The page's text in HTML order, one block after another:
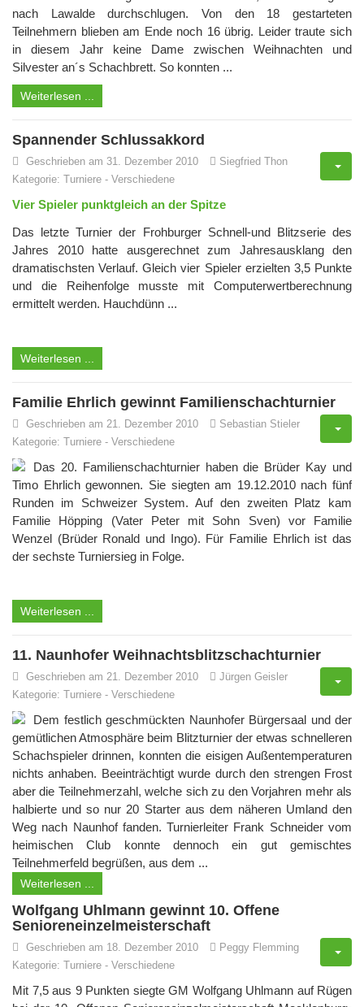
nach Lawalde durchschlugen. Von den 18 gestarteten
Teilnehmern blieben am Ende noch 16 übrig. Leider traute sich
in diesem Jahr keine Dame zwischen Weihnachten und
Silvester an´s Schachbrett. So konnten ...
Weiterlesen ...
Spannender Schlussakkord
Geschrieben am 31. Dezember 2010
Siegfried Thon
Kategorie: Turniere - Verschiedene
Vier Spieler punktgleich an der Spitze
Das letzte Turnier der Frohburger Schnell-und Blitzserie des
Jahres 2010 hatte ausgerechnet zum Jahresausklang den
dramatischsten Verlauf. Gleich vier Spieler erzielten 3,5 Punkte
und die Reihenfolge musste mit Computerwertberechnung
ermittelt werden. Hauchdünn ...
Weiterlesen ...
Familie Ehrlich gewinnt Familienschachturnier
Geschrieben am 21. Dezember 2010
Sebastian Stieler
Kategorie: Turniere - Verschiedene
Das 20. Familienschachturnier haben die Brüder Kay und
Timo Ehrlich gewonnen. Sie siegten am 19.12.2010 nach fünf
Runden im Schweizer System. Auf den zweiten Platz kam
Familie Höpping (Vater Peter mit Sohn Sven) vor Familie
Wenzel (Brüder Ronald und Ingo). Für Familie Ehrlich ist das
der sechste Turniersieg in Folge.
Weiterlesen ...
11. Naunhofer Weihnachtsblitzschachturnier
Geschrieben am 21. Dezember 2010
Jürgen Geisler
Kategorie: Turniere - Verschiedene
Dem festlich geschmückten Naunhofer Bürgersaal und der
gemütlichen Atmosphäre beim Blitzturnier der etwas schnelleren
Schachspieler drinnen, konnten die eisigen Außentemperaturen
nichts anhaben. Beeinträchtigt wurde durch den strengen Frost
aber die Teilnehmerzahl, welche sich zu den Vorjahren mehr als
halbierte und so nur 20 Starter aus dem näheren Umland den
Weg nach Naunhof fanden. Turnierleiter Frank Schneider vom
heimischen Club konnte dennoch ein gut gemischtes
Teilnehmerfeld begrüßen, aus dem ...
Weiterlesen ...
Wolfgang Uhlmann gewinnt 10. Offene
Senioreneinzelmeisterschaft
Geschrieben am 18. Dezember 2010
Peggy Flemming
Kategorie: Turniere - Verschiedene
Mit 7,5 aus 9 Punkten siegte GM Wolfgang Uhlmann auf Rügen